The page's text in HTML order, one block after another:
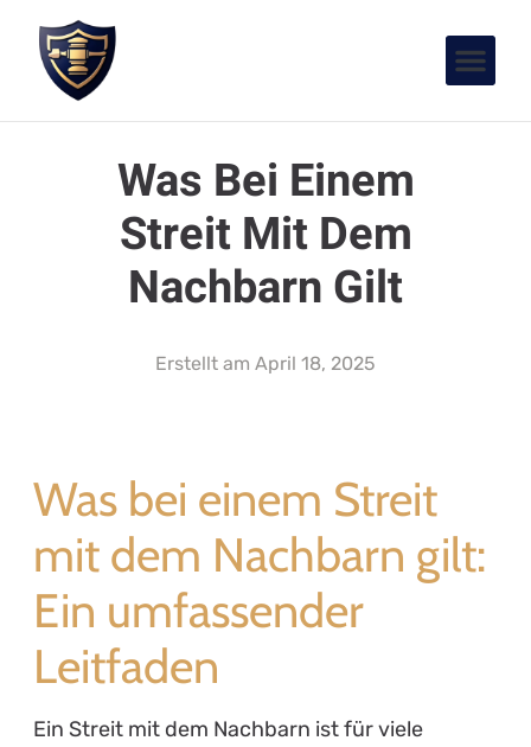
Was Bei Einem
Streit Mit Dem
Nachbarn Gilt
Erstellt am April 18, 2025
Was bei einem Streit
mit dem Nachbarn gilt:
Ein umfassender
Leitfaden
Ein Streit mit dem Nachbarn ist für viele